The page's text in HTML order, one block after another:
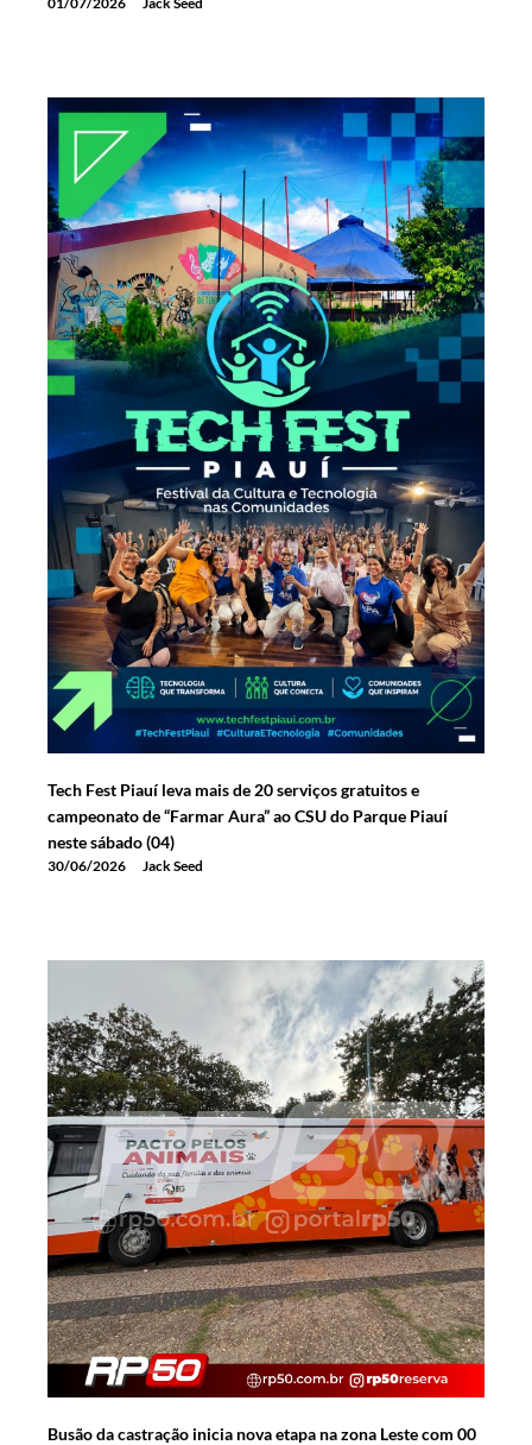
Tech Fest Piauí leva mais de 20 serviços gratuitos e
campeonato de “Farmar Aura” ao CSU do Parque Piauí
neste sábado (04)
30/06/2026 Jack Seed
Busão da castração inicia nova etapa na zona Leste com 00